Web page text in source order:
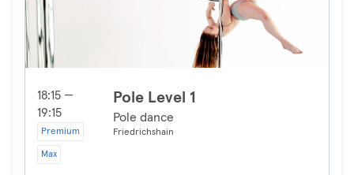
18:15 —
19:15
Premium
Max
Pole Level 1
Pole dance
Friedrichshain